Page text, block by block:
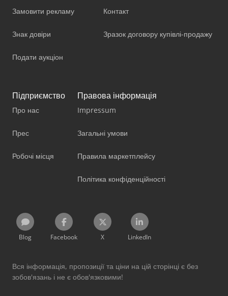
Замовити рекламу
Знак довіри
Подати аукціон
Контакт
Зразок договору купівлі-продажу
Підприємство
Про нас
Прес
Робочі місця
Правова інформація
Impressum
Загальні умови
Правила маркетплейсу
Політика конфіденційності
Blog Facebook X LinkedIn
Вся інформація, пропозиції та ціни на цій сторінці є без
зобов'язань і не є обов'язковими!